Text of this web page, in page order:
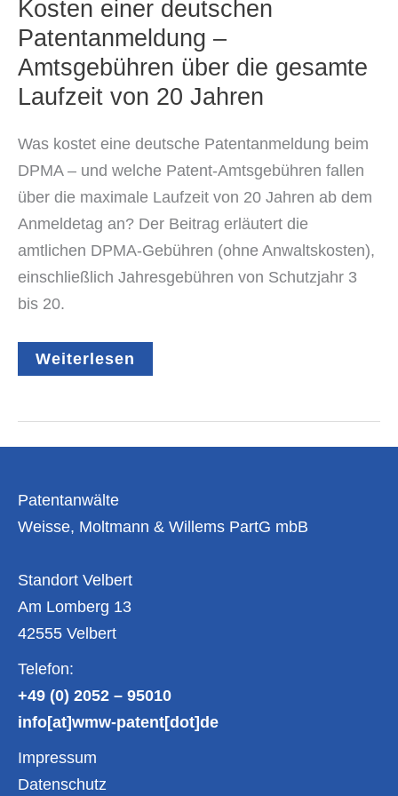
Kosten einer deutschen
Patentanmeldung –
Amtsgebühren über die gesamte
Laufzeit von 20 Jahren
Was kostet eine deutsche Patentanmeldung beim
DPMA – und welche Patent-Amtsgebühren fallen
über die maximale Laufzeit von 20 Jahren ab dem
Anmeldetag an? Der Beitrag erläutert die
amtlichen DPMA-Gebühren (ohne Anwaltskosten),
einschließlich Jahresgebühren von Schutzjahr 3
bis 20.
Kosten
einer
–
über
Laufzeit
von
20
Weiterlesen
Patentanwälte
Weisse, Moltmann & Willems PartG mbB
Standort Velbert
Am Lomberg 13
42555 Velbert
Telefon:
+49 (0) 2052 – 95010
info[at]wmw-patent[dot]de
Impressum
Datenschutz